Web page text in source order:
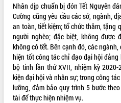
Nhân dịp chuẩn bị đón Tết Nguyên
Cường cũng yêu cầu các sở, ngành,
an toàn, tiết kiệm; tổ chức thăm, tặng
người nghèo; đặc biệt, không được
không có tết. Bên cạnh đó, các
hiện tốt công tác chỉ đạo đại hội
bộ tỉnh lần thứ XVII, nhiệm kỳ
kiện đại hội và nhân sự; trong công
lưỡng, đảm bảo quy trình 5 bước
tài để thực hiện nhiệm vụ.